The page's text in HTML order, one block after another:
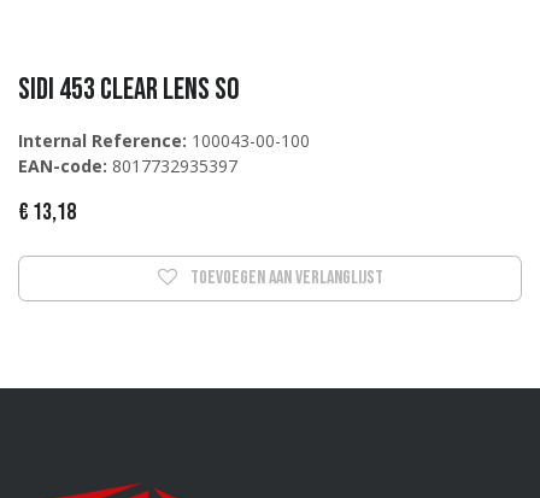
Sidi 453 Clear Lens S0
Internal Reference: 100043-00-100
EAN-code: 8017732935397
€ 13,18
Toevoegen aan verlanglijst